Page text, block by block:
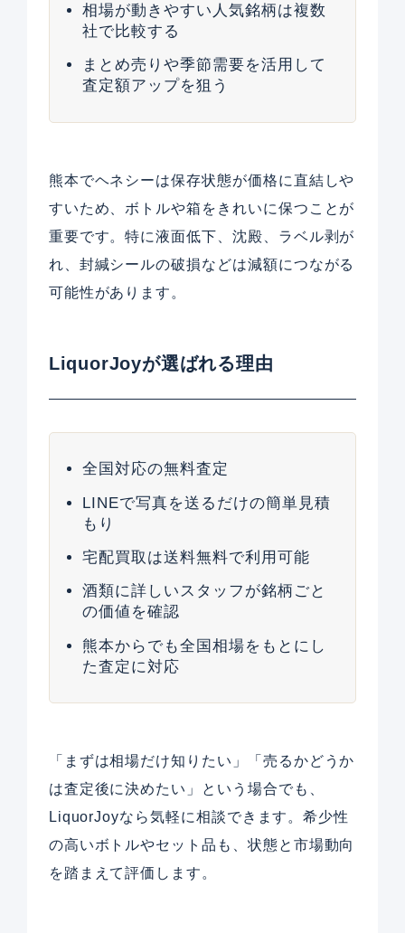
相場が動きやすい人気銘柄は複数
社で比較する
まとめ売りや季節需要を活用して
査定額アップを狙う
熊本でヘネシーは保存状態が価格に直結しや
すいため、ボトルや箱をきれいに保つことが
重要です。特に液面低下、沈殿、ラベル剥が
れ、封緘シールの破損などは減額につながる
可能性があります。
LiquorJoyが選ばれる理由
全国対応の無料査定
LINEで写真を送るだけの簡単見積
もり
宅配買取は送料無料で利用可能
酒類に詳しいスタッフが銘柄ごと
の価値を確認
熊本からでも全国相場をもとにし
た査定に対応
「まずは相場だけ知りたい」「売るかどうか
は査定後に決めたい」という場合でも、
LiquorJoyなら気軽に相談できます。希少性
の高いボトルやセット品も、状態と市場動向
を踏まえて評価します。